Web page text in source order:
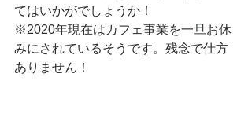
てはいかがでしょうか！
※2020年現在はカフェ事業を一旦お休
みにされているそうです。残念で仕方
ありません！